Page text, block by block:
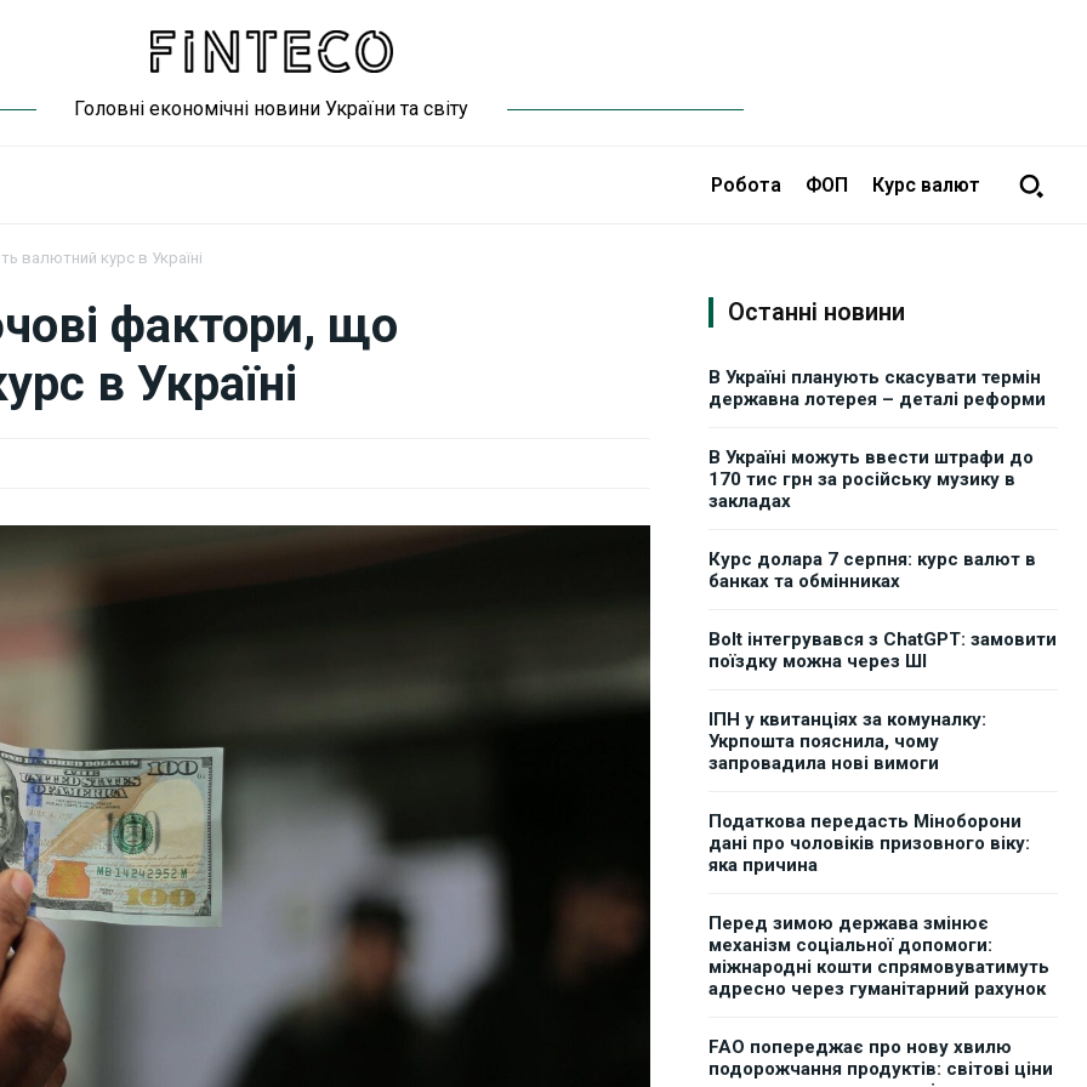
Головні економічні новини України та світу
Робота ФОП Курс валют
валютний курс в Україні
фактори, що
в Україні
Останні новини
В Україні планують скасувати термін
державна лотерея – деталі реформи
В Україні можуть ввести штрафи до
170 тис грн за російську музику в
закладах
Курс долара 7 серпня: курс валют в
банках та обмінниках
Bolt інтегрувався з ChatGPT: замовити
поїздку можна через ШІ
ІПН у квитанціях за комуналку:
Укрпошта пояснила, чому
запровадила нові вимоги
Податкова передасть Міноборони
дані про чоловіків призовного віку:
яка причина
Перед зимою держава змінює
механізм соціальної допомоги:
міжнародні кошти спрямовуватимуть
адресно через гуманітарний рахунок
FAO попереджає про нову хвилю
подорожчання продуктів: світові ціни